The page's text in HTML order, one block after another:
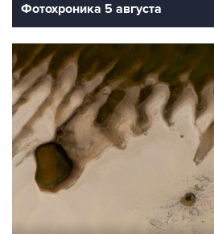
Фотохроника 5 августа